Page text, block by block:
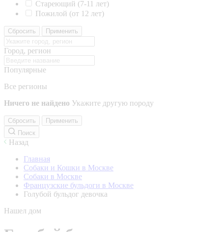
Стареющий (7-11 лет)
Пожилой (от 12 лет)
Сбросить Применить
Город, регион
Популярные
Все регионы
Ничего не найдено Укажите другую породу
Сбросить
Применить
Поиск
Назад
Главная
Собаки и Кошки в Москве
Собаки в Москве
Французские бульдоги в Москве
Голубой бульдог девочка
Нашел дом